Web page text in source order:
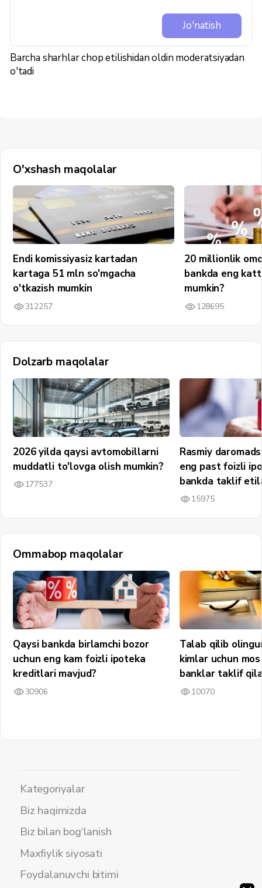
Jo'natish
Barcha sharhlar chop etilishidan oldin moderatsiyadan
o'tadi
O'xshash maqolalar
Endi komissiyasiz kartadan
kartaga 51 mln so'mgacha
o'tkazish mumkin
312257
20 millionlik
bankda eng
mumkin?
128695
Dolzarb maqolalar
2026 yilda qaysi avtomobillarni
muddatli to'lovga olish mumkin?
177537
Rasmiy
eng past foizli
bankda taklif
15975
Ommabop maqolalar
Qaysi bankda birlamchi bozor
uchun eng kam foizli ipoteka
kreditlari mavjud?
30906
Talab qilib
kimlar uchun
banklar taklif
10070
Kategoriyalar
Biz haqimizda
Biz bilan bog‘lanish
Maxfiylik siyosati
Foydalanuvchi bitimi